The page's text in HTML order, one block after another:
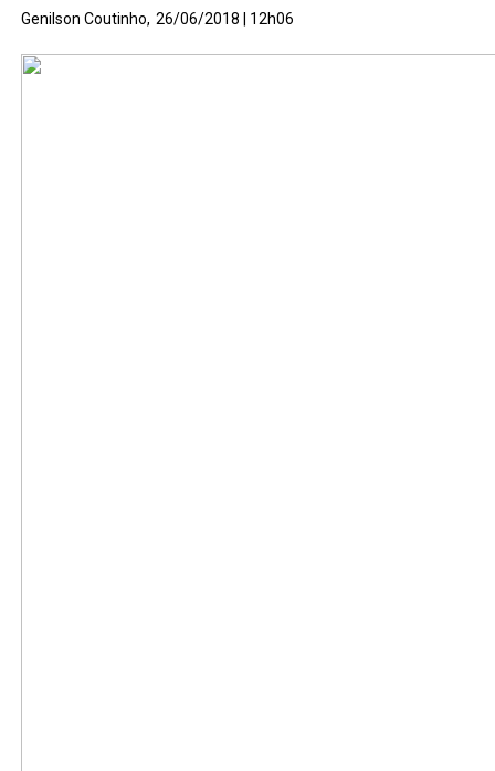
Genilson Coutinho, 26/06/2018 | 12h06